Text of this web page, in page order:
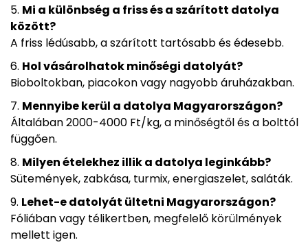
Mi a különbség a friss és a szárított datolya
között?
A friss lédúsabb, a szárított tartósabb és édesebb.
Hol vásárolhatok minőségi datolyát?
Bioboltokban, piacokon vagy nagyobb áruházakban.
Mennyibe kerül a datolya Magyarországon?
Általában 2000-4000 Ft/kg, a minőségtől és a bolttól
függően.
Milyen ételekhez illik a datolya leginkább?
Sütemények, zabkása, turmix, energiaszelet, saláták.
Lehet-e datolyát ültetni Magyarországon?
Fóliában vagy télikertben, megfelelő körülmények
mellett igen.